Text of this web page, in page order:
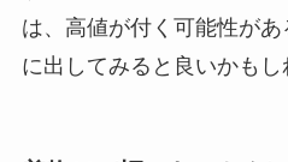
は、高値が付く可能性が
に出してみると良いかもし